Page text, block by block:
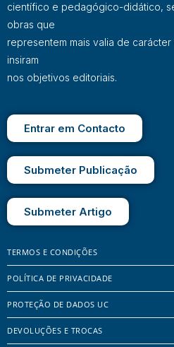
científico e pedagógico-didático,
obras que
representem mais valia de
insiram
nos objetivos editoriais.
Entrar em Contacto
Submeter Publicação
Submeter Artigo
TERMOS E CONDIÇÕES
POLÍTICA DE PRIVACIDADE
PROTEÇÃO DE DADOS UC
DEVOLUÇÕES E TROCAS